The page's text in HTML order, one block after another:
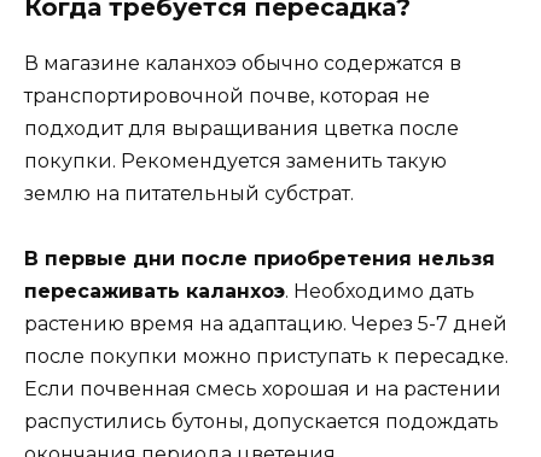
Когда требуется пересадка?
В магазине каланхоэ обычно содержатся в
транспортировочной почве, которая не
подходит для выращивания цветка после
покупки. Рекомендуется заменить такую
землю на питательный субстрат.
В первые дни после приобретения нельзя
пересаживать каланхоэ. Необходимо дать
растению время на адаптацию. Через 5-7 дней
после покупки можно приступать к пересадке.
Если почвенная смесь хорошая и на растении
распустились бутоны, допускается подождать